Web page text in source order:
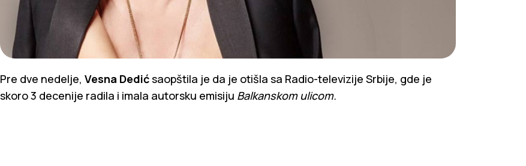
Pre dve nedelje, Vesna Dedićsaopštila je da je otišla sa Radio-televizije Srbije, gde je
skoro 3 decenije radila i imala autorsku emisiju Balkanskom ulicom.